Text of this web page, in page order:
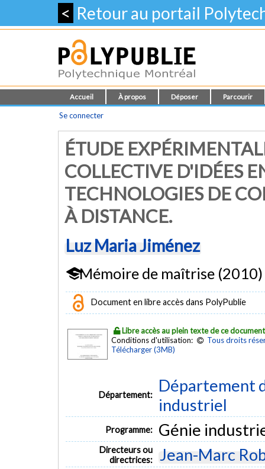
< Retour au portail
Accueil À propos Déposer Parcourir
Se connecter
ÉTUDE
COLLECTIVE D'IDÉES
TECHNOLOGIES DE
À DISTANCE.
Luz Maria Jiménez
Mémoire de maîtrise (2010)
Document en libre accès dans PolyPublie
Libre accès au plein texte de ce document
Conditions d'utilisation:
Tous droits
Télécharger (3MB)
Département:
Département
industriel
Programme: Génie
Directeurs ou
directrices:
Jean-Marc